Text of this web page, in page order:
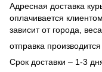
Адресная доставка
оплачивается
зависит от города,
отправка
Срок доставки – 1-3